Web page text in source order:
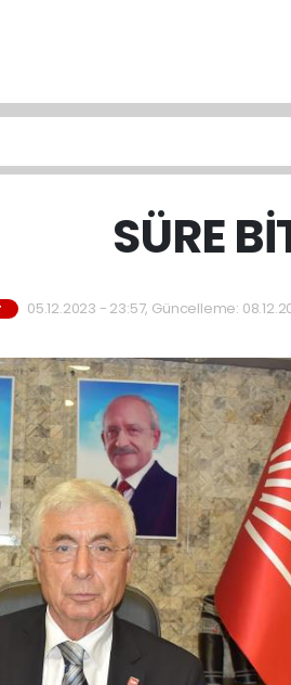
SÜRE
05.12.2023 - 23:57, Güncelleme: